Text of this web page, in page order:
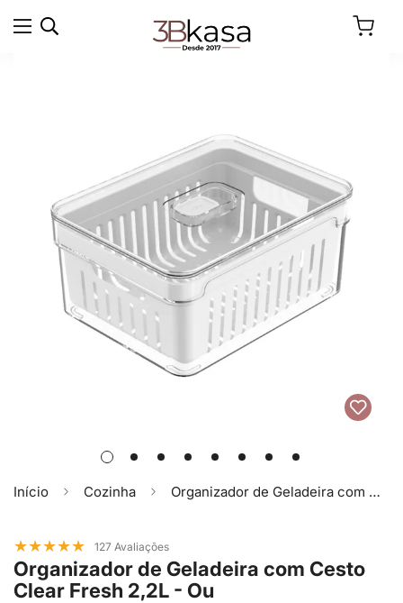
Início Cozinha Organizador de Geladeira com Cesto Clear Fresh 2,2L - Ou
★★★★★ 127 Avaliações
Organizador de Geladeira com Cesto
Clear Fresh 2,2L - Ou